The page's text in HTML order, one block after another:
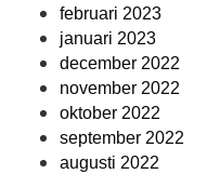
februari 2023
januari 2023
december 2022
november 2022
oktober 2022
september 2022
augusti 2022